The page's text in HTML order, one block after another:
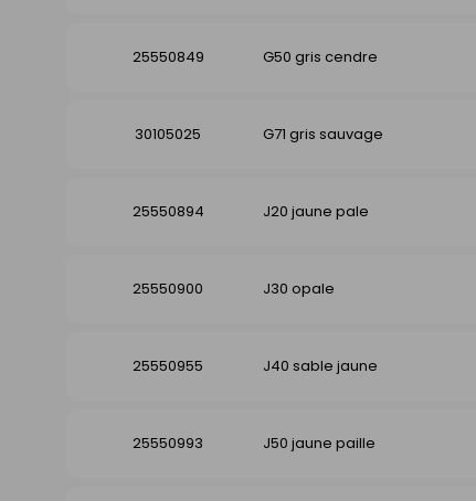
25550849 G50 gris cendre
30105025 G71 gris sauvage
25550894 J20 jaune pale
25550900 J30 opale
25550955 J40 sable jaune
25550993 J50 jaune paille